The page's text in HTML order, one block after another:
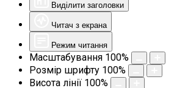
Виділити заголовки
Читач з екрана
Режим читання
Масштабування 100%
Розмір шрифту 100%
Висота лінії 100%